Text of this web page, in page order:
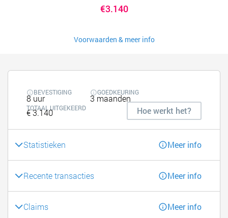
€3.140
Voorwaarden & meer info
BEVESTIGING
8 uur
GOEDKEURING
3 maanden
TOTAAL UITGEKEERD
€ 3.140 Hoe werkt het?
Statistieken Meer info
Recente transacties Meer info
Claims Meer info